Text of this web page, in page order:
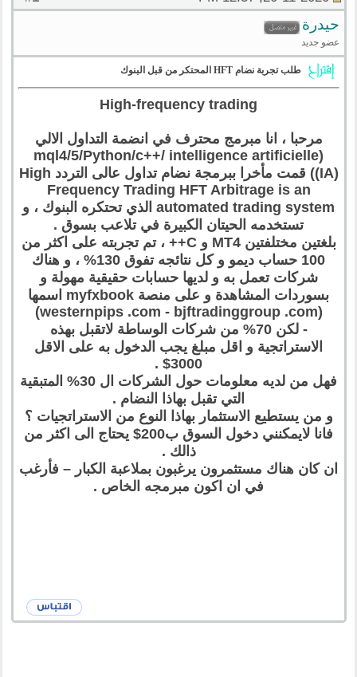
حيدرة
عضو جديد
طلب تجربة نضام HFT المحتكر من قبل البنوك
High-frequency trading
مرحبا ، انا مبرمج محترف في انضمة التداول الالي
(mql4/5/Python/c++/ intelligence artificielle
(IA)) قمت مأخرا ببرمجة نضام تداول عالى التردد High
Frequency Trading HFT Arbitrage is an
automated trading system الذي تحتكره البنوك ، و
تستخدمه الحيتان الكبيرة في تلاعب بسوق .
بلغتين مختلفتين MT4 و C++ ، تم تجربته على اكثر من
100 حساب ديمو و كل نتائجه تفوق 130% ، و هناك
شركات تعمل به و لديها حسابات حقيقية مهولة و
بسوردات المشاهدة و على منصة myfxbook اسمها
(westernpips .com - bjftradinggroup .com)
- لكن 70% من شركات الوساطة لاتقبل بهذه
الاستراتجية و اقل مبلغ يجب الدخول به على الاقل
3000$ .
فهل من لديه معلومات حول الشركات ال 30% المتبقية
التي تقبل بهاذا النضام .
و من يستطيع الاستثمار بهاذا النوع من الاستراتجيات ؟
فانا لايمكنني دخول السوق ب200$ يحتاج الى اكثر من
ذالك .
ان كان هناك مستثمرون يرغبون بملاعبة الكبار – فأرغب
في ان اكون مبرمجه الخاص .